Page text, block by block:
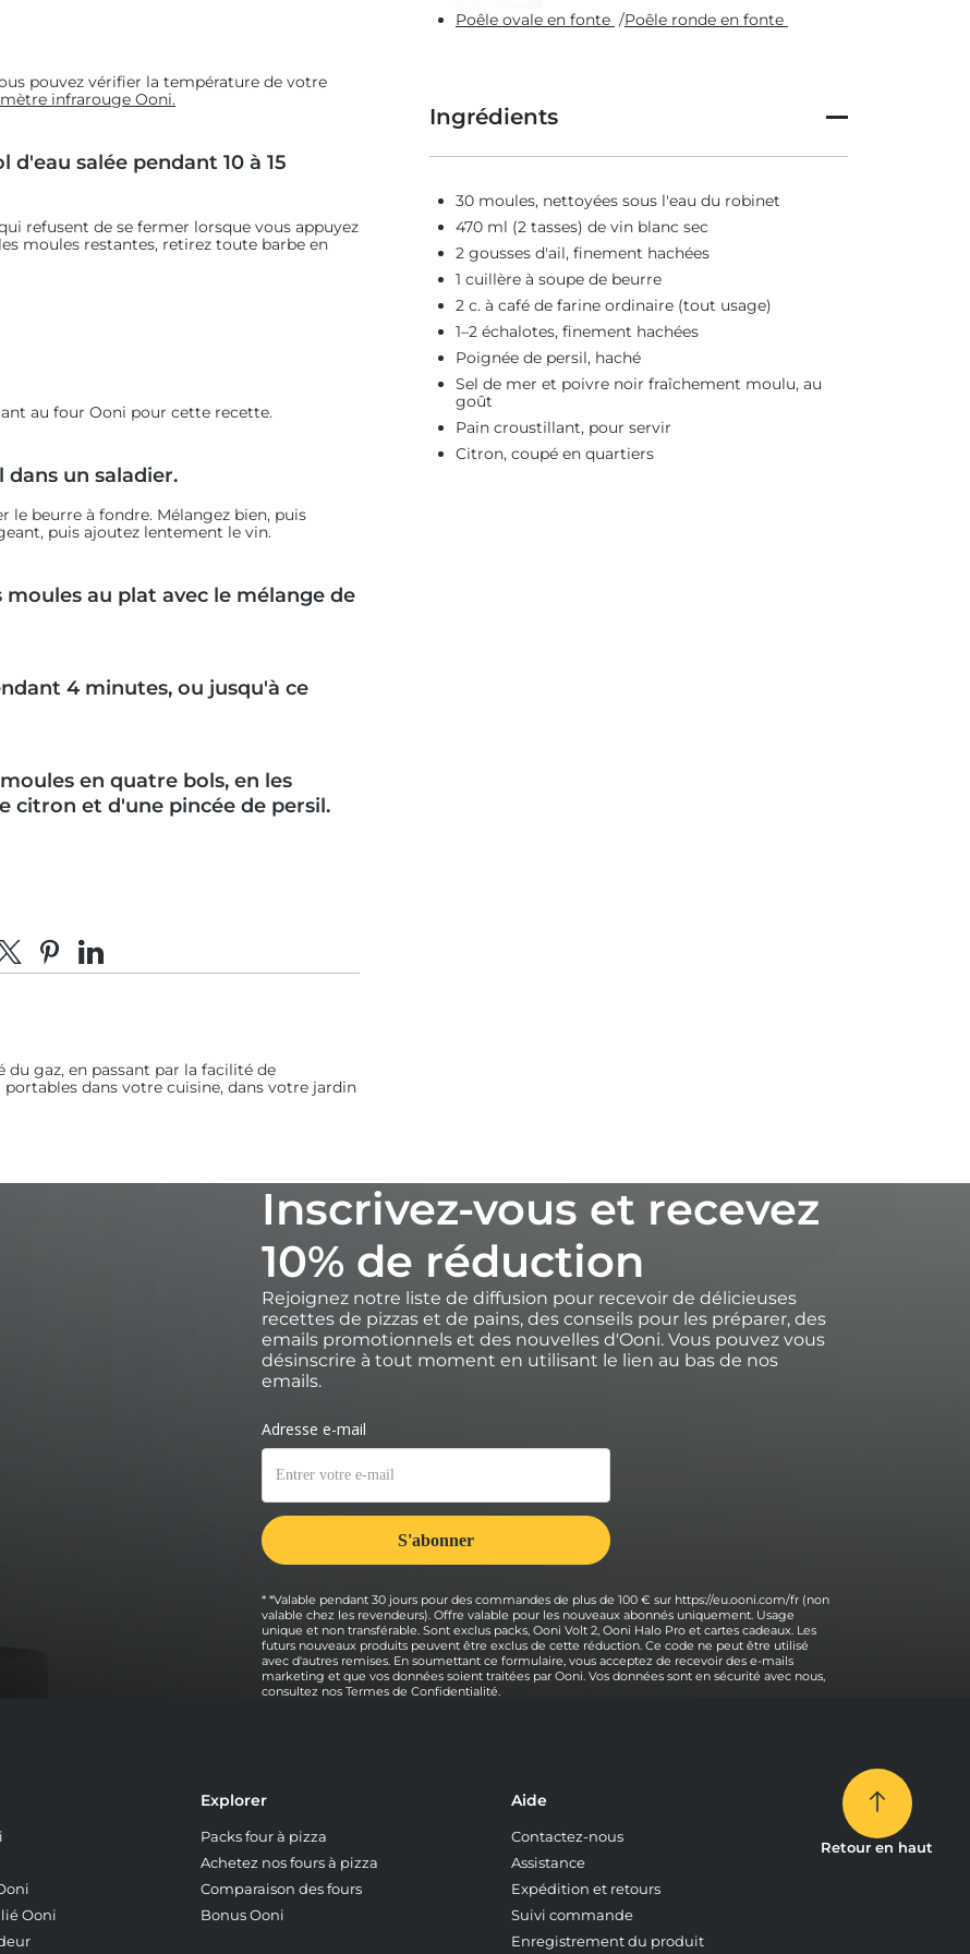
pouvez vérifier la température de votre
infrarouge Ooni.
salée pendant 10 à 15
refusent de se fermer lorsque vous appuyez
moules restantes, retirez toute barbe en
au four Ooni pour cette recette.
un saladier.
le beurre à fondre. Mélangez bien, puis
puis ajoutez lentement le vin.
au plat avec le mélange de
4 minutes, ou jusqu'à ce
en quatre bols, en les
citron et d'une pincée de persil.
sur Facebook
sur X
Épingler sur Pinterest
Partager sur LinkedIn
gaz, en passant par la facilité de
dans votre cuisine, dans votre jardin
Poêle ovale en fonte /Poêle ronde en fonte
Ingrédients
30 moules, nettoyées sous l'eau du robinet
470 ml (2 tasses) de vin blanc sec
2 gousses d'ail, finement hachées
1 cuillère à soupe de beurre
2 c. à café de farine ordinaire (tout usage)
1–2 échalotes, finement hachées
Poignée de persil, haché
Sel de mer et poivre noir fraîchement moulu, au
goût
Pain croustillant, pour servir
Citron, coupé en quartiers
Inscrivez-vous et recevez
10% de réduction
Rejoignez notre liste de diffusion pour recevoir de délicieuses
recettes de pizzas et de pains, des conseils pour les préparer, des
emails promotionnels et des nouvelles d'Ooni. Vous pouvez vous
désinscrire à tout moment en utilisant le lien au bas de nos
emails.
* *Valable pendant 30 jours pour des commandes de plus de 100 € sur https://eu.ooni.com/fr (non
valable chez les revendeurs). Offre valable pour les nouveaux abonnés uniquement. Usage
unique et non transférable. Sont exclus packs, Ooni Volt 2, Ooni Halo Pro et cartes cadeaux. Les
futurs nouveaux produits peuvent être exclus de cette réduction. Ce code ne peut être utilisé
avec d'autres remises. En soumettant ce formulaire, vous acceptez de recevoir des e-mails
marketing et que vos données soient traitées par Ooni. Vos données sont en sécurité avec nous,
consultez nos Termes de Confidentialité.
Ooni
Explorer
Packs four à pizza
Achetez nos fours à pizza
Comparaison des fours
Bonus Ooni
Aide
Contactez-nous
Assistance
Expédition et retours
Suivi commande
Enregistrement du produit
Retour en haut